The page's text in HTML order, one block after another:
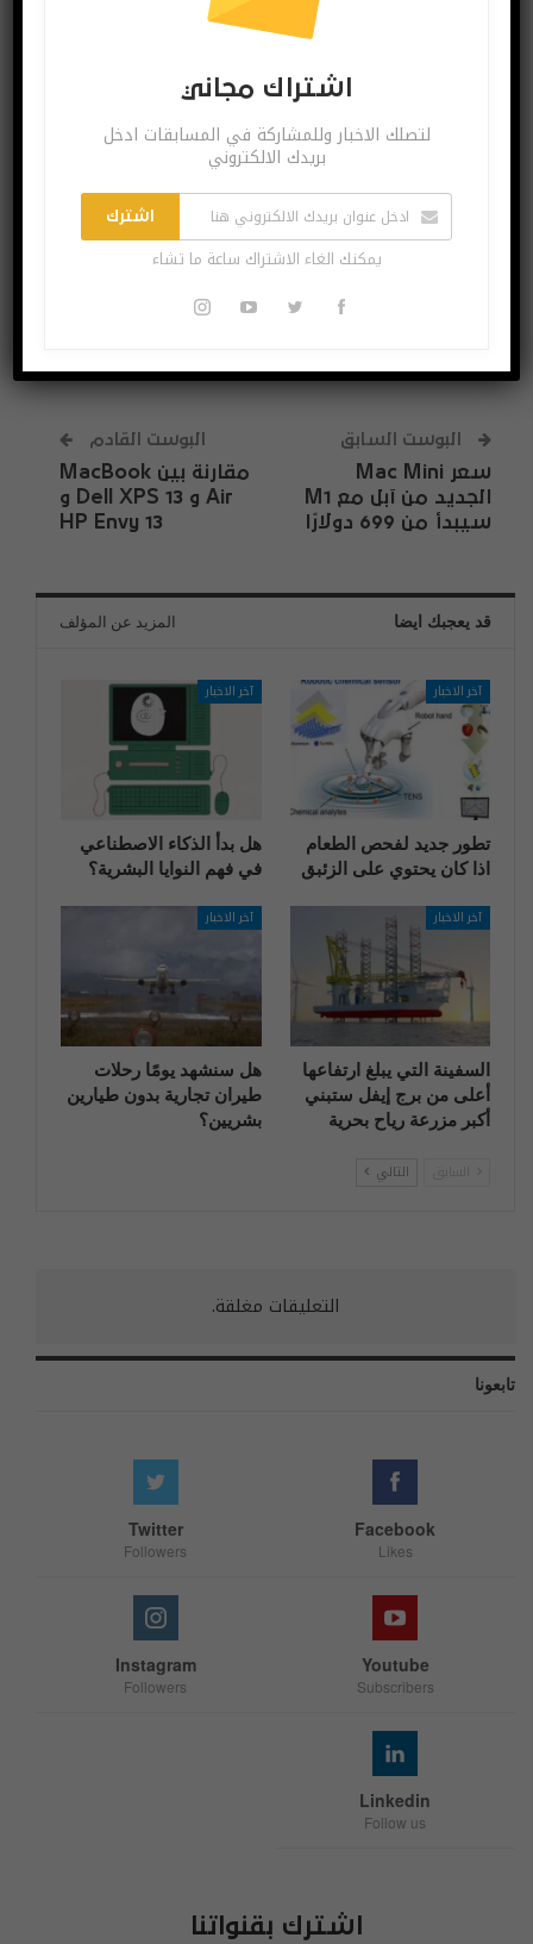
اشتراك مجاني
لتصلك الاخبار وللمشاركة في المسابقات ادخل بريدك
الالكتروني
البوست السابق
سعر Mac Mini
الجديد من آبل مع M1
سيبدأ من 699 دولارًا
البوست القادم
مقارنة بين MacBook
Air و Dell XPS 13 و
HP Envy 13
قد يعجبك ايضا المزيد عن المؤلف
آخر الاخبار
تطور جديد لفحص الطعام
اذا كان يحتوي على الزئبق
آخر الاخبار
هل بدأ الذكاء الاصطناعي
في فهم النوايا البشرية؟
آخر الاخبار
السفينة التي يبلغ ارتفاعها
أعلى من برج إيفل ستبني
أكبر مزرعة رياح بحرية
آخر الاخبار
هل سنشهد يومًا رحلات
طيران تجارية بدون طيارين
بشريين؟
التالي
التعليقات مغلقة.
تابعونا
Facebook
Likes
Twitter
Followers
Youtube
Subscribers
Instagram
Followers
Linkedin
Follow us
اشترك بقنواتنا
اشتراك مجاني
لتصلك الاخبار وللمشاركة في المسابقات ادخل
بريدك الالكتروني
اشترك
يمكنك الغاء الاشتراك ساعة ما تشاء